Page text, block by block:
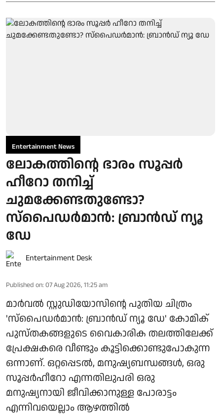
Entertainment News
ലോകത്തിന്റെ ഭാരം സൂപ്പർ
ഹീറോ തനിച്ച്
ചുമക്കേണ്ടതുണ്ടോ?
സ്പൈഡർമാൻ: ബ്രാൻഡ് ന്യൂ
ഡേ
Entertainment Desk
Published on: 07 Aug 2026, 11:25 am
മാർവൽ സ്റ്റുഡിയോസിന്റെ പുതിയ ചിത്രം
'സ്പൈഡർമാൻ: ബ്രാൻഡ് ന്യൂ ഡേ' കോമിക്
പുസ്തകങ്ങളുടെ വൈകാരിക തലത്തിലേക്ക്
പ്രേക്ഷകരെ വീണ്ടും കൂട്ടിക്കൊണ്ടുപോകുന്ന
ഒന്നാണ്. ഒറ്റപ്പെടൽ, മനുഷ്യബന്ധങ്ങൾ, ഒരു
സൂപ്പർഹീറോ എന്നതിലുപരി ഒരു
മനുഷ്യനായി ജീവിക്കാനുള്ള പോരാട്ടം
എന്നിവയെല്ലാം ആഴത്തിൽ